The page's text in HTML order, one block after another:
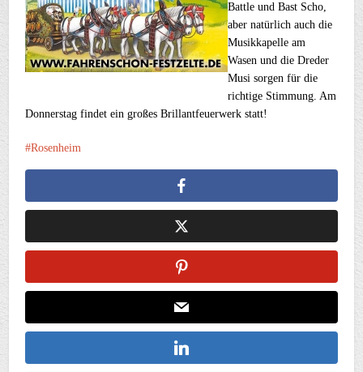
Battle und Bast Scho,
aber natürlich auch die
Musikkapelle am
Wasen und die Dreder
Musi sorgen für die
richtige Stimmung. Am
Donnerstag findet ein großes Brillantfeuerwerk statt!
Rosenheim